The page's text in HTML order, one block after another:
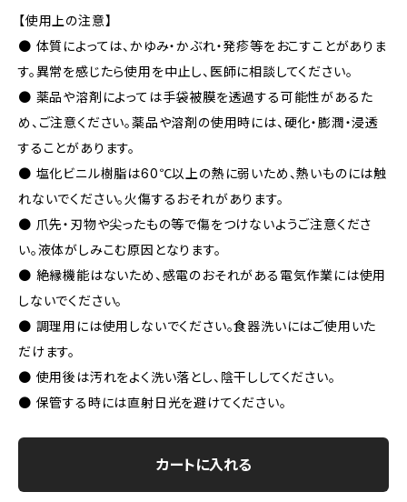
【使用上の注意】
● 体質によっては、かゆみ・かぶれ・発疹等をおこすことがありま
す。異常を感じたら使用を中止し、医師に相談してください。
● 薬品や溶剤によっては手袋被膜を透過する可能性があるた
め、ご注意ください。薬品や溶剤の使用時には、硬化・膨潤・浸透
することがあります。
● 塩化ビニル樹脂は60℃以上の熱に弱いため、熱いものには触
れないでください。火傷するおそれがあります。
● 爪先・刃物や尖ったもの等で傷をつけないようご注意くださ
い。液体がしみこむ原因となります。
● 絶縁機能はないため、感電のおそれがある電気作業には使用
しないでください。
● 調理用には使用しないでください。食器洗いにはご使用いた
だけます。
● 使用後は汚れをよく洗い落とし、陰干ししてください。
● 保管する時には直射日光を避けてください。
カートに入れる